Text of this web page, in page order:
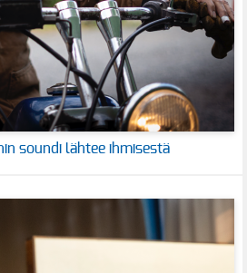
soundi lähtee ihmisestä